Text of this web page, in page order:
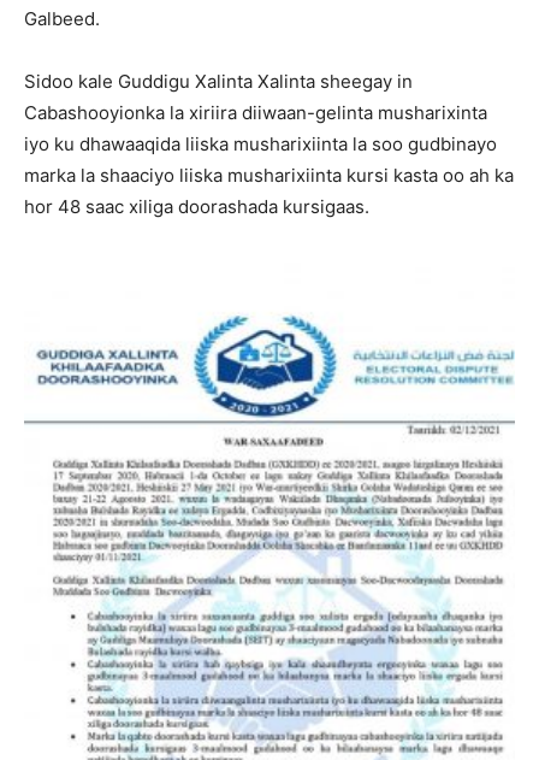
Galbeed.
Sidoo kale Guddigu Xalinta Xalinta sheegay in
Cabashooyionka la xiriira diiwaan-gelinta musharixinta
iyo ku dhawaaqida liiska musharixiinta la soo gudbinayo
marka la shaaciyo liiska musharixiinta kursi kasta oo ah ka
hor 48 saac xiliga doorashada kursigaas.